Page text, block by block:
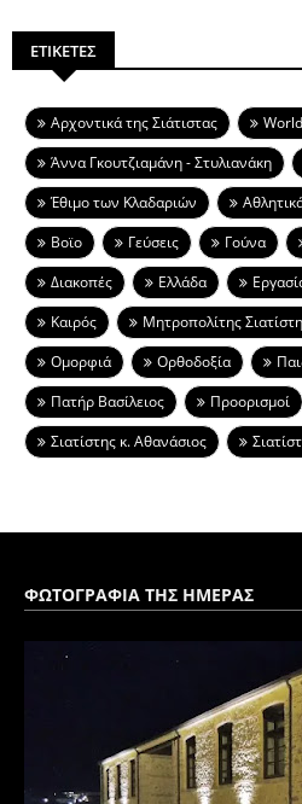
ΕΤΙΚΕΤΕΣ
Aρχοντικά της Σιάτιστας
Άννα Γκουτζιαμάνη - Στυλιανάκη
Έθιμο των Κλαδαριών
Βοϊο
Γεύσεις Γούνα
Διακοπές
Ελλάδα
Καιρός
Μητροπολίτης
Ομορφιά
Ορθοδοξία
Πατήρ Βασίλειος
Προορισμοί
Σιατίστης κ. Αθανάσιος
ΦΩΤΟΓΡΑΦΙΑ ΤΗΣ ΗΜΕΡΑΣ